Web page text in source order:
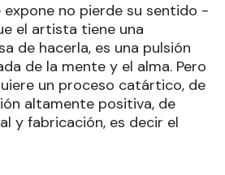
expone no pierde su sentido -
el artista tiene una
de hacerla, es una pulsión
de la mente y el alma. Pero
un proceso catártico, de
altamente positiva, de
y fabricación, es decir el